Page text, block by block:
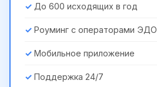
До 600 исходящих в год
Роуминг с операторами ЭДО
Мобильное приложение
Поддержка 24/7